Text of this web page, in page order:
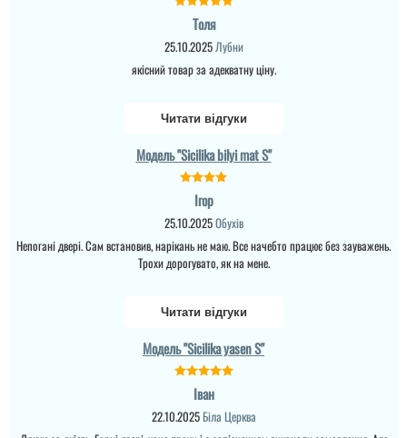
Дякую за швидкість
якість дверей. Реально
Сетлана
Прекрасная дверь для
понравилась - выглядит
древесина! Но вот
магазин подкачал
Толя
25.10.2025Лубни
якісний товар за адекватну ціну.
Читати відгуки
Модель "Sicilika bilyi mat S"
Ігор
25.10.2025Обухів
Непогані двері. Сам встановив, нарікань не маю. Все начебто працює без зауважень.
Трохи дорогувато, як на мене.
Читати відгуки
Модель "Sicilika yasen S"
Іван
22.10.2025Біла Церква